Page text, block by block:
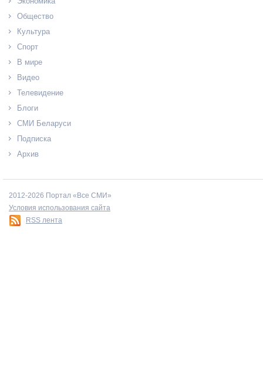
Общество
Культура
Спорт
В мире
Видео
Телевидение
Блоги
СМИ Беларуси
Подписка
Архив
2012-2026 Портал «Все СМИ»
Условия использования сайта
RSS лента